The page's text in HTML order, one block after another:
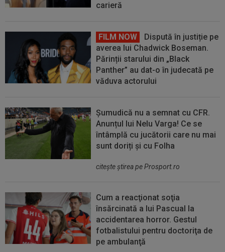
carieră
FILM NOW
Dispută în justiție pe
averea lui Chadwick Boseman.
Părinții starului din „Black
Panther” au dat-o în judecată pe
văduva actorului
Șumudică nu a semnat cu CFR.
Anunțul lui Nelu Varga! Ce se
întâmplă cu jucătorii care nu mai
sunt doriți și cu Folha
citeşte ştirea pe Prosport.ro
Cum a reacţionat soţia
însărcinată a lui Pascual la
accidentarea horror. Gestul
fotbalistului pentru doctoriţa de
pe ambulanţă